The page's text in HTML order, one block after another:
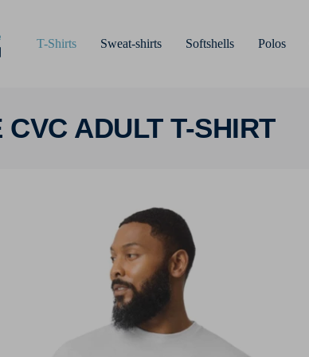
T-Shirts Sweat-shirts Softshells Polos
CVC ADULT T-SHIRT